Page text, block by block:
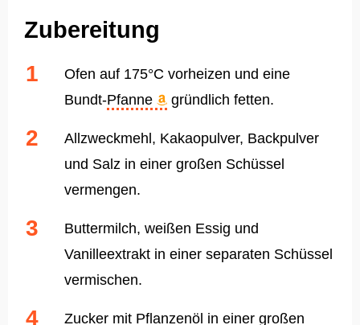
Zubereitung
Ofen auf 175°C vorheizen und eine
Bundt-Pfanne gründlich fetten.
Allzweckmehl, Kakaopulver, Backpulver
und Salz in einer großen Schüssel
vermengen.
Buttermilch, weißen Essig und
Vanilleextrakt in einer separaten Schüssel
vermischen.
Zucker mit Pflanzenöl in einer großen